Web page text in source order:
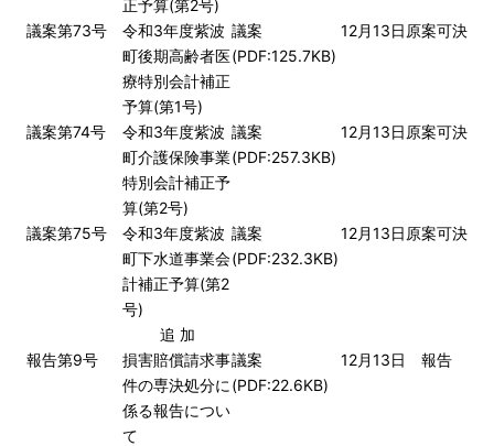
正予算(第2号)
議案第73号
令和3年度紫波
町後期高齢者医
療特別会計補正
予算(第1号)
議案
(PDF:125.7KB)
12月13日 原案可決
議案第74号
令和3年度紫波
町介護保険事業
特別会計補正予
算(第2号)
議案
(PDF:257.3KB)
12月13日 原案可決
議案第75号
令和3年度紫波
町下水道事業会
計補正予算(第2
号)
議案
(PDF:232.3KB)
12月13日 原案可決
追 加
報告第9号
損害賠償請求事
件の専決処分に
係る報告につい
て
議案
(PDF:22.6KB)
12月13日 報告